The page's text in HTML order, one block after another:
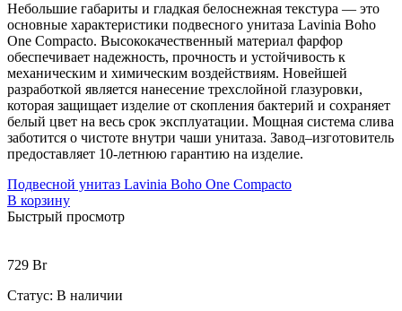
Небольшие габариты и гладкая белоснежная текстура — это
основные характеристики подвесного унитаза Lavinia Boho
One Compacto. Высококачественный материал фарфор
обеспечивает надежность, прочность и устойчивость к
механическим и химическим воздействиям. Новейшей
разработкой является нанесение трехслойной глазуровки,
которая защищает изделие от скопления бактерий и сохраняет
белый цвет на весь срок эксплуатации. Мощная система слива
заботится о чистоте внутри чаши унитаза. Завод–изготовитель
предоставляет 10-летнюю гарантию на изделие.
Подвесной унитаз Lavinia Boho One Compacto
В корзину
Быстрый просмотр
729 Br
Статус: В наличии